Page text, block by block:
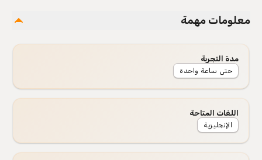
معلومات مهمة
مدة التجربة
حتى ساعة واحدة
اللغات المتاحة
الإنجليزية